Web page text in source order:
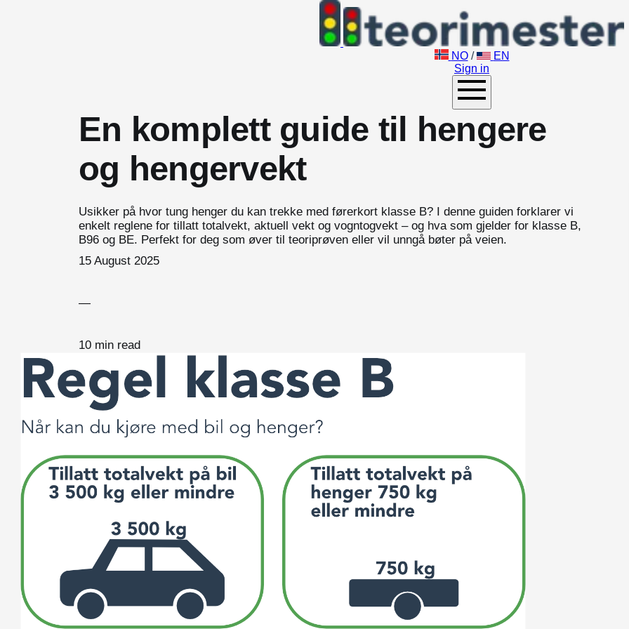
NO /
EN
Sign in
En komplett guide til hengere
og hengervekt
Usikker på hvor tung henger du kan trekke med førerkort klasse B? I denne guiden forklarer vi
enkelt reglene for tillatt totalvekt, aktuell vekt og vogntogvekt – og hva som gjelder for klasse B,
B96 og BE. Perfekt for deg som øver til teoriprøven eller vil unngå bøter på veien.
15 August 2025
—
10 min read